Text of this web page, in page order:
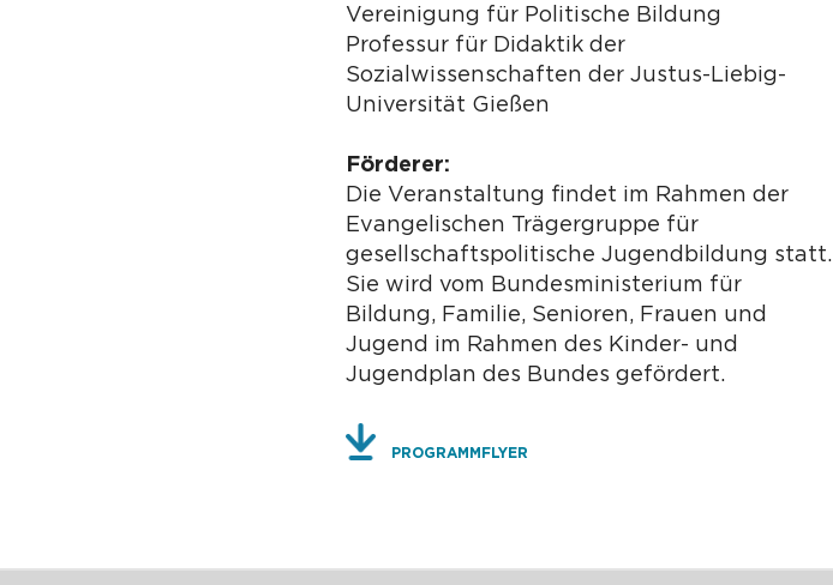
Vereinigung für Politische Bildung
Professur für Didaktik der
Sozialwissenschaften der Justus-Liebig-
Universität Gießen
Förderer:
Die Veranstaltung findet im Rahmen der
Evangelischen Trägergruppe für
gesellschaftspolitische Jugendbildung statt.
Sie wird vom Bundesministerium für
Bildung, Familie, Senioren, Frauen und
Jugend im Rahmen des Kinder- und
Jugendplan des Bundes gefördert.
PROGRAMMFLYER